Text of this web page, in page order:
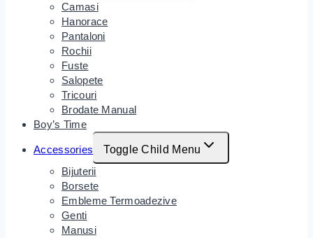
Camasi
Hanorace
Pantaloni
Rochii
Fuste
Salopete
Tricouri
Brodate Manual
Boy’s Time
Accessories
Toggle Child Menu
Bijuterii
Borsete
Embleme Termoadezive
Genti
Manusi